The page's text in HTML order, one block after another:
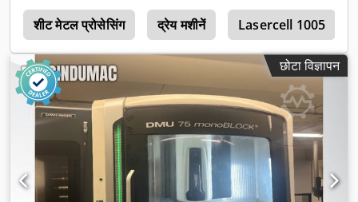
शीट मेटल प्रोसेसिंग द्रेय मशीनें Lasercell 1005
छोटा विज्ञापन